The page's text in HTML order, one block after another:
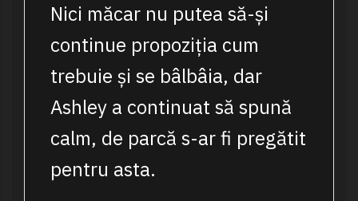
Nici măcar nu putea să-și
continue propoziția cum
trebuie și se bâlbâia, dar
Ashley a continuat să spună
calm, de parcă s-ar fi pregătit
pentru asta.